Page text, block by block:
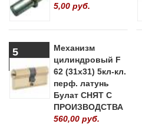
5,00 руб.
5
Механизм
цилиндровый F
62 (31х31) 5кл-кл.
перф. латунь
Булат СНЯТ С
ПРОИЗВОДСТВА
560,00 руб.